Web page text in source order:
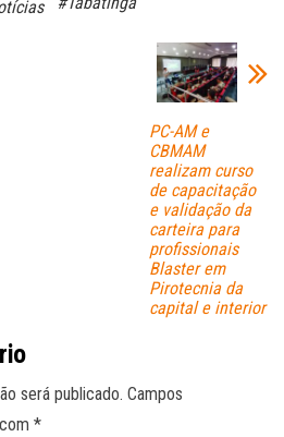
PC-AM e
CBMAM
realizam curso
de capacitação
e validação da
carteira para
profissionais
Blaster em
Pirotecnia da
capital e interior
será publicado. Campos
*